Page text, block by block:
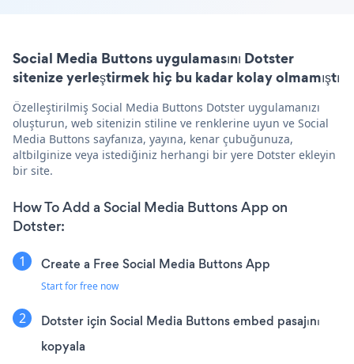
Social Media Buttons uygulamasını Dotster
sitenize yerleştirmek hiç bu kadar kolay olmamıştı
Özelleştirilmiş Social Media Buttons Dotster uygulamanızı
oluşturun, web sitenizin stiline ve renklerine uyun ve Social
Media Buttons sayfanıza, yayına, kenar çubuğunuza,
altbilginize veya istediğiniz herhangi bir yere Dotster ekleyin
bir site.
How To Add a Social Media Buttons App on
Dotster:
Create a Free Social Media Buttons App
Start for free now
Dotster için Social Media Buttons embed pasajını
kopyala